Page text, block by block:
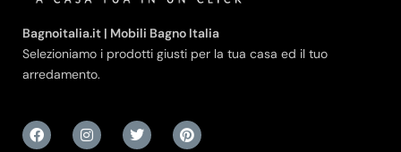
Bagnoitalia.it | Mobili Bagno Italia
Selezioniamo i prodotti giusti per la tua casa ed il tuo
arredamento.